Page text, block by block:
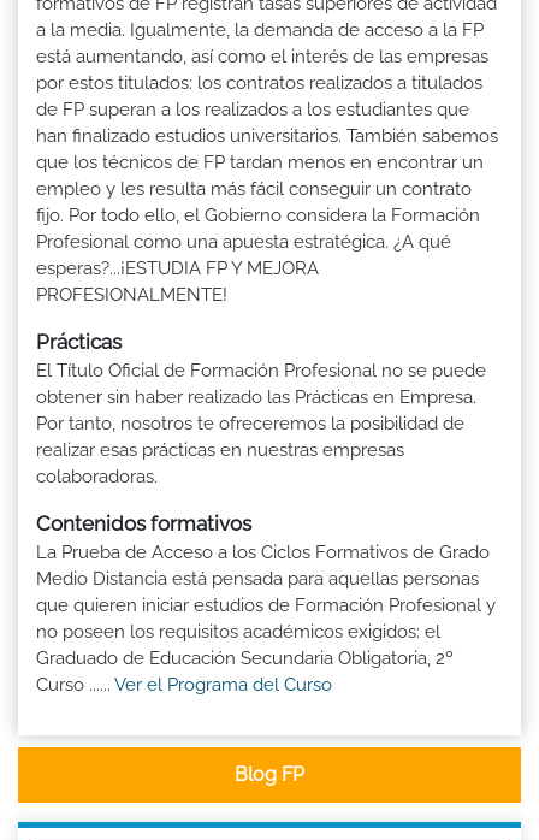
a la media. Igualmente, la demanda de acceso a la FP
está aumentando, así como el interés de las empresas
por estos titulados: los contratos realizados a titulados
de FP superan a los realizados a los estudiantes que
han finalizado estudios universitarios. También sabemos
que los técnicos de FP tardan menos en encontrar un
empleo y les resulta más fácil conseguir un contrato
fijo. Por todo ello, el Gobierno considera la Formación
Profesional como una apuesta estratégica. ¿A qué
esperas?...¡ESTUDIA FP Y MEJORA
PROFESIONALMENTE!
Prácticas
El Título Oficial de Formación Profesional no se puede
obtener sin haber realizado las Prácticas en Empresa.
Por tanto, nosotros te ofreceremos la posibilidad de
realizar esas prácticas en nuestras empresas
colaboradoras.
Contenidos formativos
La Prueba de Acceso a los Ciclos Formativos de Grado
Medio Distancia está pensada para aquellas personas
que quieren iniciar estudios de Formación Profesional y
no poseen los requisitos académicos exigidos: el
Graduado de Educación Secundaria Obligatoria, 2º
Curso ...... Ver el Programa del Curso
Blog FP